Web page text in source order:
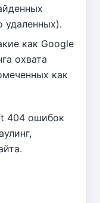
удаленных).
как Google
охвата
как
404 ошибок